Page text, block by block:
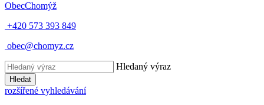
ObecChomýž
+420 573 393 849
obec@chomyz.cz
Hledaný výraz
Hledat
rozšířené vyhledávání